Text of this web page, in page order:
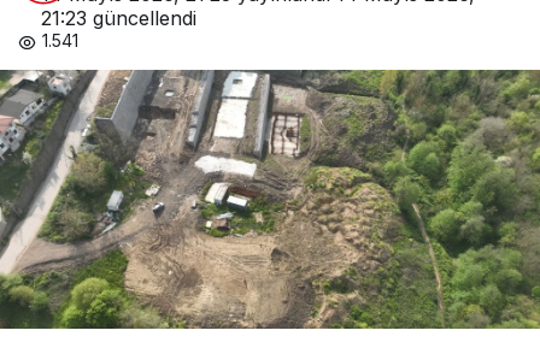
21:23 güncellendi
1.541